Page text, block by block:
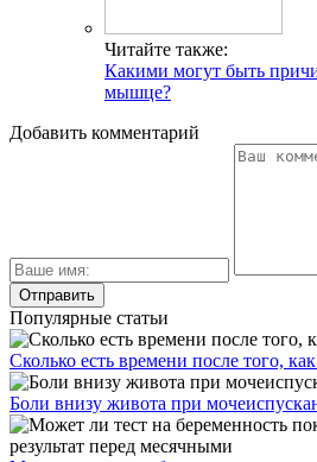
Читайте также:
Какими могут быть
мышце?
Добавить комментарий
Популярные статьи
Сколько есть времени после того,
Боли внизу живота при